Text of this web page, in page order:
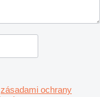
zásadami ochrany